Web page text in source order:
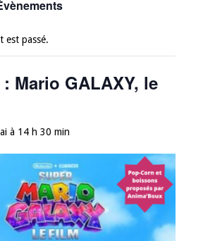
est passé.
Mario GALAXY, le
à 14 h 30 min